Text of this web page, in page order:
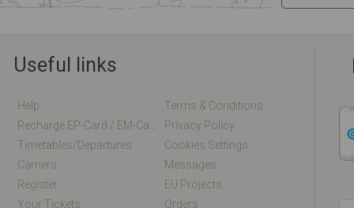
Useful links
Help
Terms & Conditions
Privacy Policy
Timetables/departures
Cookies Settings
Carriers
Messages
Register
EU Projects
Your Tickets
Orders